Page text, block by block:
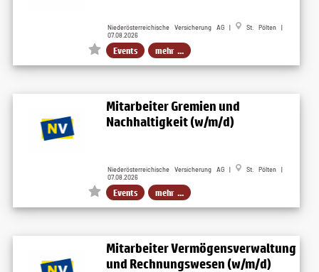
Niederösterreichische Versicherung AG |
St. Pölten |
07.08.2026
Events mehr ...
Mitarbeiter Gremien und
Nachhaltigkeit (w/m/d)
Niederösterreichische Versicherung AG |
St. Pölten |
07.08.2026
Events mehr ...
Mitarbeiter Vermögensverwaltung
und Rechnungswesen (w/m/d)